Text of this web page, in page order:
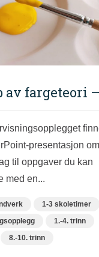
av fargeteori
presentasjon
til oppgaver du kan
med en...
1-3 skoletimer
1.-4. trinn
8.-10. trinn